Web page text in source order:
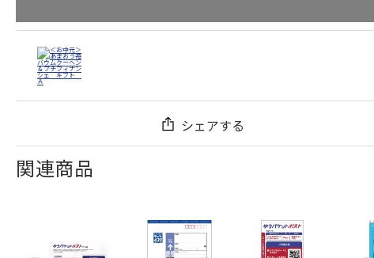
シェアする
関連商品